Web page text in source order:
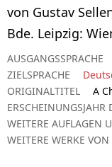
von Gustav
Bde. Leipzig:
AUSGANGSSPRACHE
ZIELSPRACHE
ORIGINALTITEL
A
ERSCHEINUNGSJAHR
WEITERE AUFLAGEN
WEITERE WERKE VON